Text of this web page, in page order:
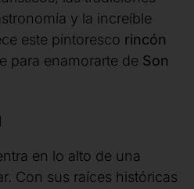
y la increíble
este pintoresco rincón
para enamorarte de Son
en lo alto de una
Con sus raíces históricas